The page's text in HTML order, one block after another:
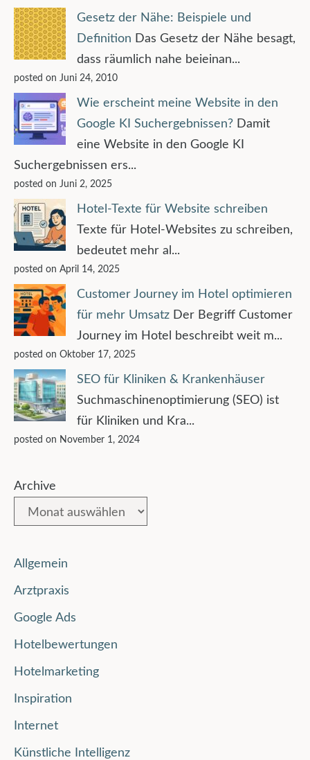
Gesetz der Nähe: Beispiele und
Definition Das Gesetz der Nähe besagt,
dass räumlich nahe beieinan...
posted on Juni 24, 2010
Wie erscheint meine Website in den
Google KI Suchergebnissen? Damit
eine Website in den Google KI
Suchergebnissen ers...
posted on Juni 2, 2025
Hotel-Texte für Website schreiben
Texte für Hotel-Websites zu schreiben,
bedeutet mehr al...
posted on April 14, 2025
Customer Journey im Hotel optimieren
für mehr Umsatz Der Begriff Customer
Journey im Hotel beschreibt weit m...
posted on Oktober 17, 2025
SEO für Kliniken & Krankenhäuser
Suchmaschinenoptimierung (SEO) ist
für Kliniken und Kra...
posted on November 1, 2024
Archive
Allgemein
Arztpraxis
Google Ads
Hotelbewertungen
Hotelmarketing
Inspiration
Internet
Künstliche Intelligenz